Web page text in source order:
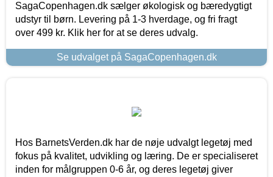
SagaCopenhagen.dk sælger økologisk og bæredygtigt
udstyr til børn. Levering på 1-3 hverdage, og fri fragt
over 499 kr. Klik her for at se deres udvalg.
Se udvalget på SagaCopenhagen.dk
Hos BarnetsVerden.dk har de nøje udvalgt legetøj med
fokus på kvalitet, udvikling og læring. De er specialiseret
inden for målgruppen 0-6 år, og deres legetøj giver